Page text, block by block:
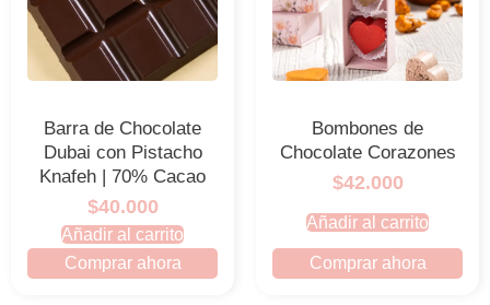
Barra de Chocolate
Dubai con Pistacho
Knafeh | 70% Cacao
$40.000
Añadir al carrito
Comprar ahora
Bombones de
Chocolate Corazones
$42.000
Añadir al carrito
Comprar ahora